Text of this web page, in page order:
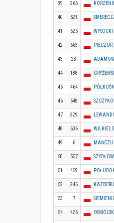
39 266
40 521
41 625
42 663 PIECZUR
43 23
44 188
45 464
46 548
47 329
48 606 WILKIEL
49 6
50 557
51 459
52 246
53 7
54 426